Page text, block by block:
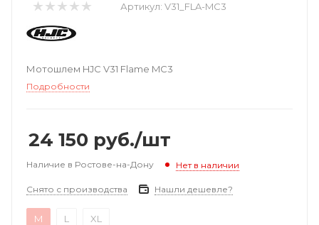
Артикул: V31_FLA-MC3
Мотошлем HJC V31 Flame MC3
Подробности
24 150 руб./шт
Наличие в Ростове-на-Дону Нет в наличии
Снято с производства Нашли дешевле?
M L XL